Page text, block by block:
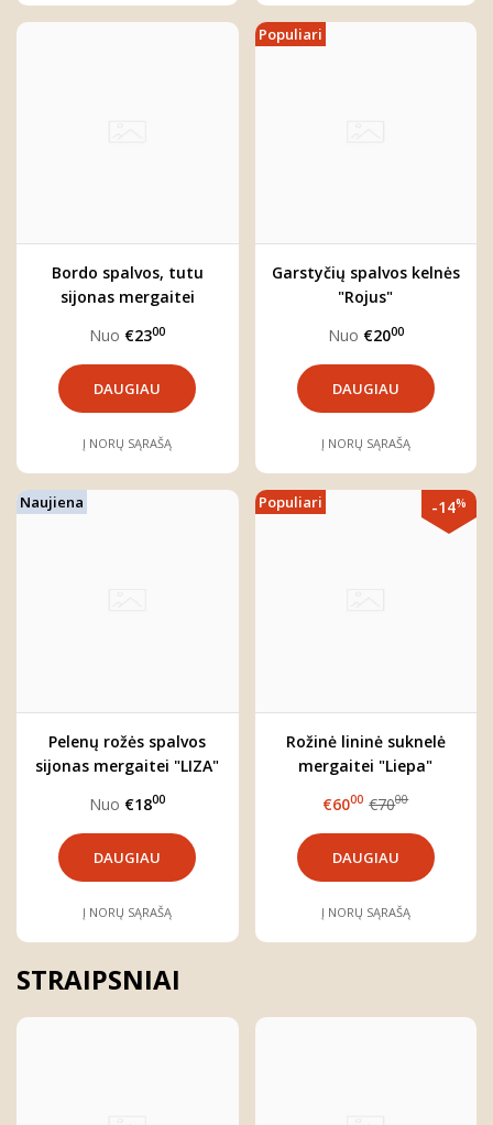
Bordo spalvos, tutu
sijonas mergaitei
Nuo €2300
DAUGIAU
Į NORŲ SĄRAŠĄ
Populiari
Garstyčių spalvos kelnės
"Rojus"
Nuo €2000
DAUGIAU
Į NORŲ SĄRAŠĄ
Naujiena
Pelenų rožės spalvos
sijonas mergaitei "LIZA"
Nuo €1800
DAUGIAU
Į NORŲ SĄRAŠĄ
Populiari -14%
Rožinė lininė suknelė
mergaitei "Liepa"
€6000 €7000
DAUGIAU
Į NORŲ SĄRAŠĄ
STRAIPSNIAI